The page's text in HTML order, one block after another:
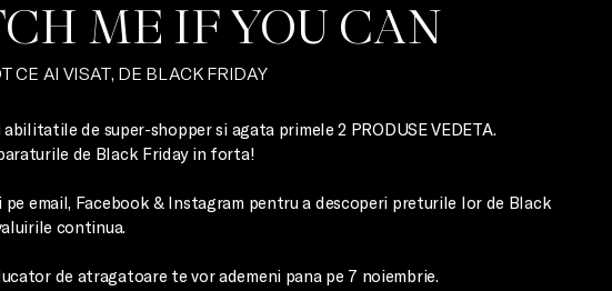
ME IF YOU CAN
CE AI VISAT, DE BLACK FRIDAY
de super-shopper si agata primele 2 PRODUSE VEDETA.
de Black Friday in forta!
pe email, Facebook & Instagram pentru a descoperi preturile lor de Black
continua.
de atragatoare te vor ademeni pana pe 7 noiembrie.